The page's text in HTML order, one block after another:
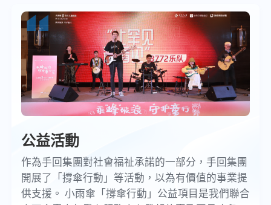
公益活動
作為手回集團對社會福祉承諾的一部分，手回集團
開展了「撐傘行動」等活動，以為有價值的事業提
供支援。 小雨傘「撐傘行動」公益項目是我們聯合